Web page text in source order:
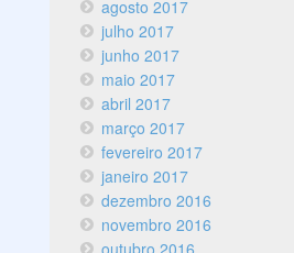
agosto 2017
julho 2017
junho 2017
maio 2017
abril 2017
março 2017
fevereiro 2017
janeiro 2017
dezembro 2016
novembro 2016
outubro 2016